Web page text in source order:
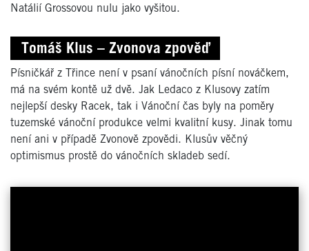
Natálií Grossovou nulu jako vyšitou.
Tomáš Klus – Zvonova zpověď
Písničkář z Třince není v psaní vánočních písní nováčkem,
má na svém kontě už dvě. Jak Ledaco z Klusovy zatím
nejlepší desky Racek, tak i Vánoční čas byly na poměry
tuzemské vánoční produkce velmi kvalitní kusy. Jinak tomu
není ani v případě Zvonově zpovědi. Klusův věčný
optimismus prostě do vánočních skladeb sedí.